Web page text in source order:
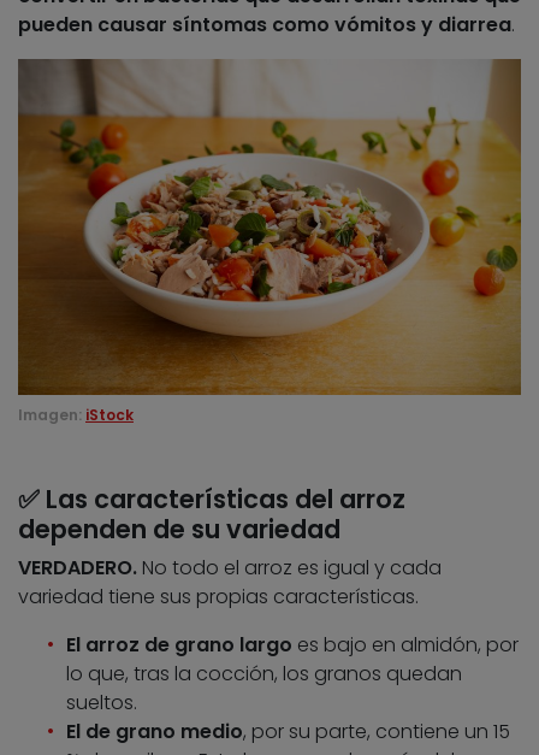
pueden causar síntomas como vómitos y diarrea.
Imagen: iStock
✅ Las características del arroz
dependen de su variedad
VERDADERO. No todo el arroz es igual y cada
variedad tiene sus propias características.
El arroz de grano largo es bajo en almidón, por
lo que, tras la cocción, los granos quedan
sueltos.
El de grano medio, por su parte, contiene un 15